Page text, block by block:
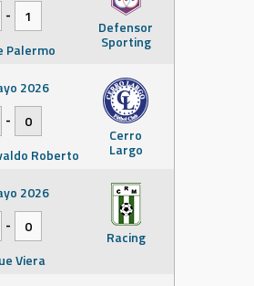
Defensor
Sporting
-
1
Palermo
Cerro
Largo
2026
-
0
Roberto
Racing
2026
-
0
Viera